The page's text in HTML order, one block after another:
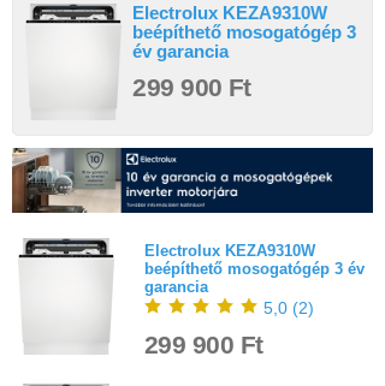
Electrolux KEZA9310W
beépíthető mosogatógép 3
év garancia
299 900 Ft
Electrolux KEZA9310W
beépíthető mosogatógép 3 év
garancia
5,0 (2)
299 900 Ft